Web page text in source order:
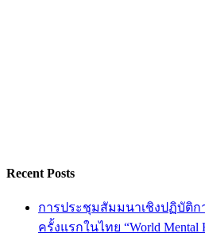
Recent Posts
การประชุมสัมมนาเชิงปฏิบัติ
ครั้งแรกในไทย “World Mental